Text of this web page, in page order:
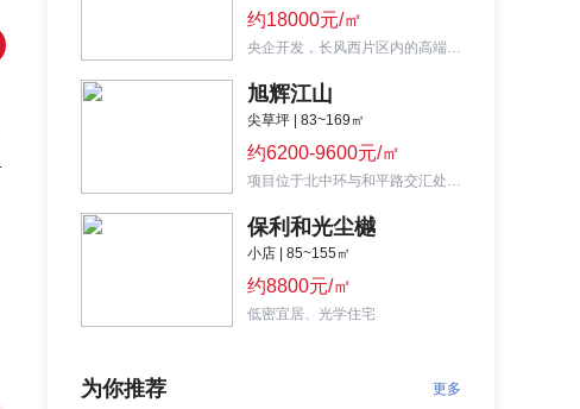
约18000元/㎡
央企开发，长风西片区内的高端产品，包含住宅和别墅，周边配套齐全，小区带有智能安防系统，居住舒适度高。
旭辉江山
尖草坪 | 83~169㎡
约6200-9600元/㎡
项目位于北中环与和平路交汇处，销售面积约92-139㎡，三给片区主打景观的城市公园项目。
保利和光尘樾
小店 | 85~155㎡
约8800元/㎡
低密宜居、光学住宅
为你推荐 更多